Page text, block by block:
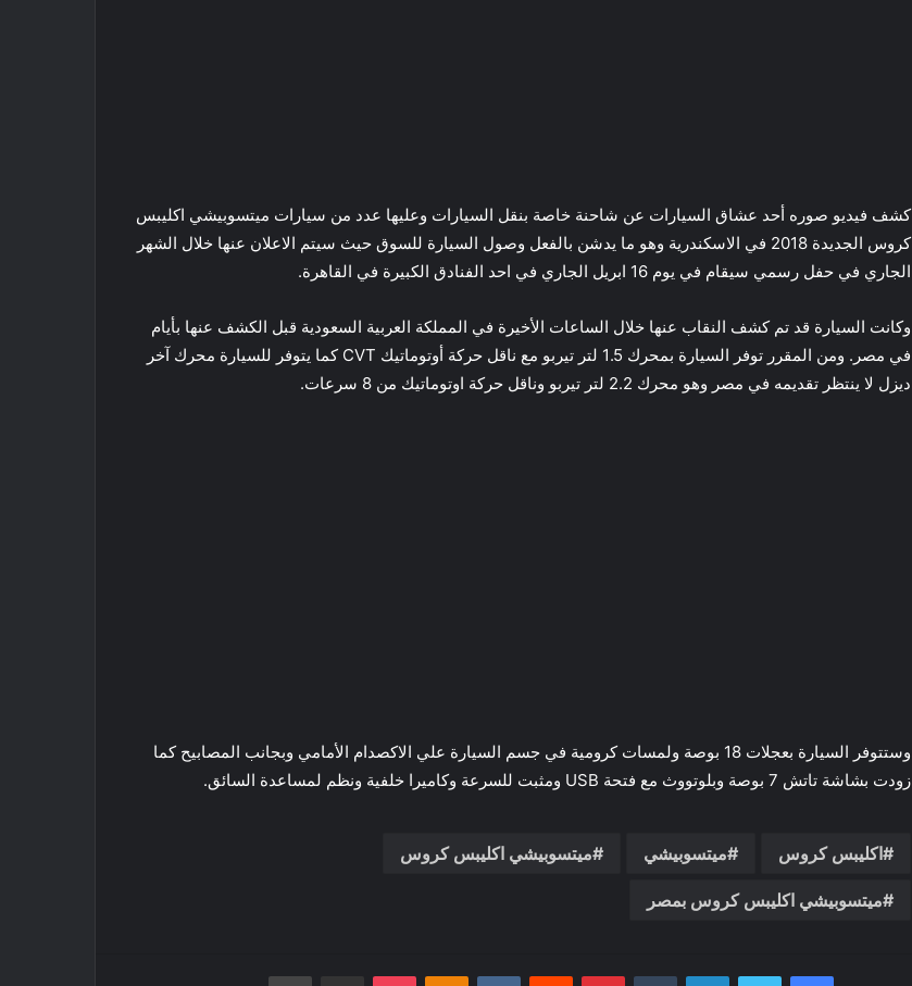
كشف فيديو صوره أحد عشاق السيارات عن شاحنة خاصة بنقل السيارات وعليها عدد من سيارات ميتسوبيشي اكليبس
كروس الجديدة 2018 في الاسكندرية وهو ما يدشن بالفعل وصول السيارة للسوق حيث سيتم الاعلان عنها خلال الشهر
الجاري في حفل رسمي سيقام في يوم 16 ابريل الجاري في احد الفنادق الكبيرة في القاهرة.
وكانت السيارة قد تم كشف النقاب عنها خلال الساعات الأخيرة في المملكة العربية السعودية قبل الكشف عنها بأيام
في مصر. ومن المقرر توفر السيارة بمحرك 1.5 لتر تيربو مع ناقل حركة أوتوماتيك CVT كما يتوفر للسيارة محرك آخر
ديزل لا ينتظر تقديمه في مصر وهو محرك 2.2 لتر تيربو وناقل حركة اوتوماتيك من 8 سرعات.
وستتوفر السيارة بعجلات 18 بوصة ولمسات كرومية في جسم السيارة علي الاكصدام الأمامي وبجانب المصابيح كما
زودت بشاشة تاتش 7 بوصة وبلوتووث مع فتحة USB ومثبت للسرعة وكاميرا خلفية ونظم لمساعدة السائق.
اكليبس كروس ميتسوبيشي ميتسوبيشي اكليبس كروس
ميتسوبيشي اكليبس كروس بمصر
فيسبوك لينكدإن بينتيريست